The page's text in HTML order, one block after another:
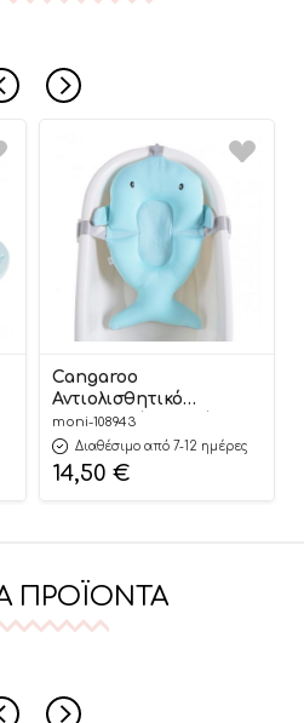
Cangaroo
Αντιολισθητικό
Στρωματάκι Μπάνιου
Bailey Blue
3800146268190
moni-108943
Διαθέσιμο από 7-12 ημέρες
14,50 €
ΠΡΟΪΌΝΤΑ